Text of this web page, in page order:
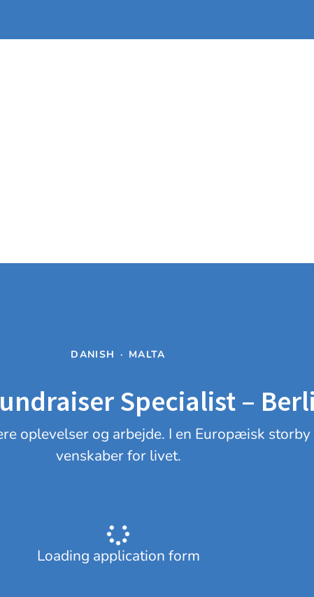
DANISH · MALTA
Specialist –
oplevelser og arbejde. I en Europæisk
venskaber for livet.
Loading application form